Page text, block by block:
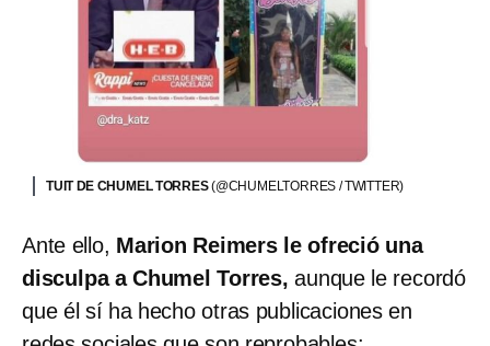
TUIT DE CHUMEL TORRES(@CHUMELTORRES / TWITTER)
Ante ello, Marion Reimers le ofreció una
disculpa a Chumel Torres, aunque le recordó
que él sí ha hecho otras publicaciones en